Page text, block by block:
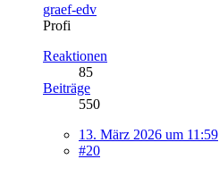
graef-edv
Profi
Reaktionen
85
Beiträge
550
13. März 2026 um 11:59
#20